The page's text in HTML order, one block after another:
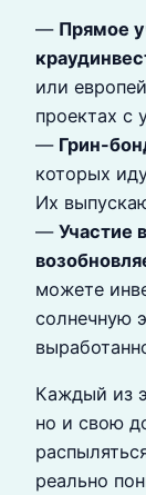
— Прямое
или
проектах с
— Грин-
которых
Их
— Участие
можете
солнечную
Каждый из
но и свою
реально